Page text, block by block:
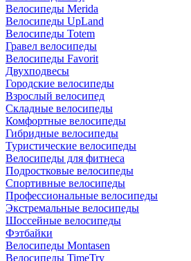
Велосипеды Merida
Велосипеды UpLand
Велосипеды Totem
Гравел велосипеды
Велосипеды Favorit
Двухподвесы
Городские велосипеды
Взрослый велосипед
Складные велосипеды
Комфортные велосипеды
Гибридные велосипеды
Туристические велосипеды
Велосипеды для фитнеса
Подростковые велосипеды
Спортивные велосипеды
Профессиональные велосипеды
Экстремальные велосипеды
Шоссейные велосипеды
Фэтбайки
Велосипеды Montasen
Велосипеды TimeTry